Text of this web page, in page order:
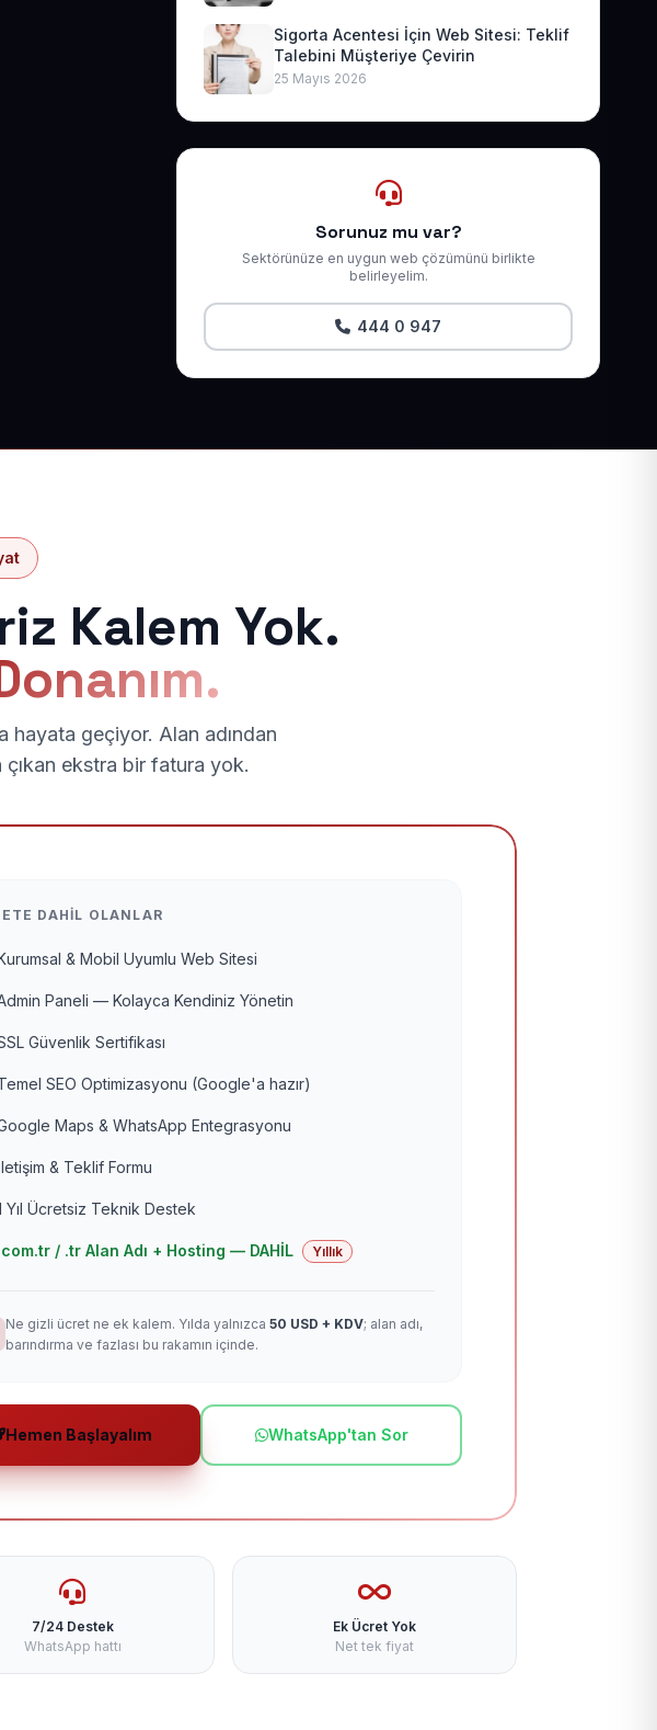
Sigorta Acentesi İçin Web Sitesi: Teklif
Talebini Müşteriye Çevirin
25 Mayıs 2026
Sorunuz mu var?
Sektörünüze en uygun web çözümünü birlikte
belirleyelim.
444 0 947
Kalem Yok.
hayata geçiyor. Alan adından
ekstra bir fatura yok.
DAHIL OLANLAR
& Mobil Uyumlu Web Sitesi
Paneli — Kolayca Kendiniz Yönetin
Güvenlik Sertifikası
SEO Optimizasyonu (Google'a hazır)
Maps & WhatsApp Entegrasyonu
& Teklif Formu
Yıl Ücretsiz Teknik Destek
/ .tr Alan Adı + Hosting — DAHİL Yıllık
Ne gizli ücret ne ek kalem. Yılda yalnızca 50 USD + KDV; alan adı,
barındırma ve fazlası bu rakamın içinde.
Hemen Başlayalım WhatsApp'tan Sor
7/24 Destek
WhatsApp hattı
Ek Ücret Yok
Net tek fiyat